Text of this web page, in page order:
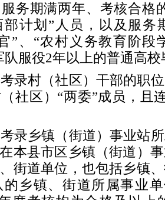
务期满两年、考核合格
计划”人员，以及服务
”、“农村义务教育阶段
队服役2年以上的普通高
考录村（社区）干部的职
社区）“两委”成员，且
考录乡镇（街道）事业站
本县市区乡镇（街道）
街道单位，也包括乡镇
的乡镇、街道所属事业